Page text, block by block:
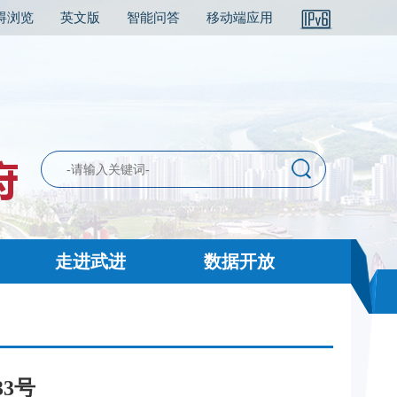
浏览 英文版 智能问答 移动端应用
走进武进 数据开放
号